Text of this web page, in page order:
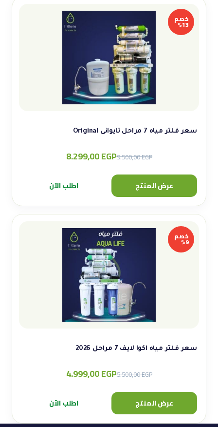
خصم
13%
سعر فلتر مياه 7 مراحل تايوانى Original
9.500,00EGP
Original
8.299,00EGP
Current
عرض المنتج اطلب الآن
خصم
9%
سعر فلتر مياه اكوا لايف 7 مراحل 2026
5.500,00EGP
Original
4.999,00EGP
Current
عرض المنتج اطلب الآن